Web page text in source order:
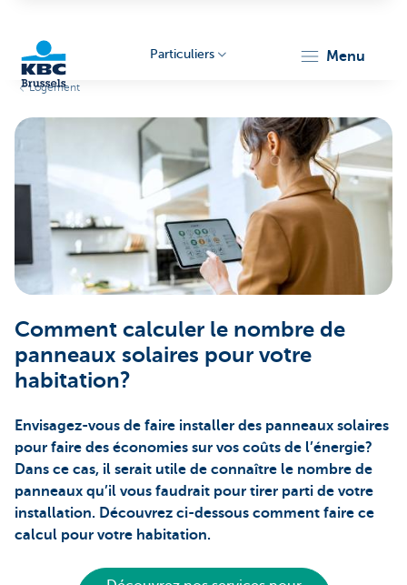
Brussels
Particuliers menu
Logement
Comment calculer le nombre de
panneaux solaires pour votre
habitation?
Envisagez-vous de faire installer des panneaux solaires
pour faire des économies sur vos coûts de l’énergie?
Dans ce cas, il serait utile de connaître le nombre de
panneaux qu’il vous faudrait pour tirer parti de votre
installation. Découvrez ci-dessous comment faire ce
calcul pour votre habitation.